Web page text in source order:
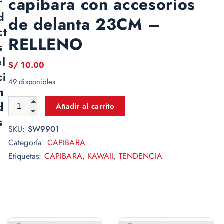
de delanta 23CM –
RELLENO
S/ 10.00
49 disponibles
Añadir al carrito
SKU: SW9901
Categoría: CAPIBARA
Etiquetas: CAPIBARA, KAWAII, TENDENCIA